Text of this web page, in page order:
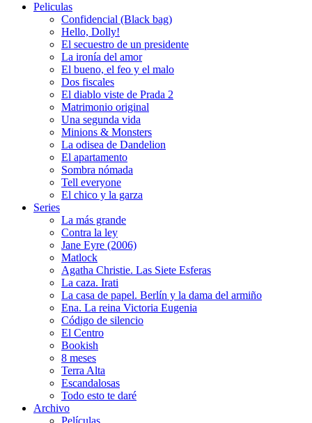
Peliculas
Confidencial (Black bag)
Hello, Dolly!
El secuestro de un presidente
La ironía del amor
El bueno, el feo y el malo
Dos fiscales
El diablo viste de Prada 2
Matrimonio original
Una segunda vida
Minions & Monsters
La odisea de Dandelion
El apartamento
Sombra nómada
Tell everyone
El chico y la garza
Series
La más grande
Contra la ley
Jane Eyre (2006)
Matlock
Agatha Christie. Las Siete Esferas
La caza. Irati
La casa de papel. Berlín y la dama del armiño
Ena. La reina Victoria Eugenia
Código de silencio
El Centro
Bookish
8 meses
Terra Alta
Escandalosas
Todo esto te daré
Archivo